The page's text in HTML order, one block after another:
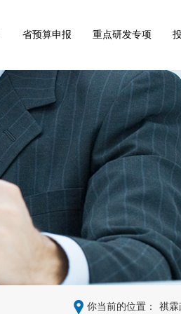
省预算申报 重点研发专项
你当前的位置： 祺霖